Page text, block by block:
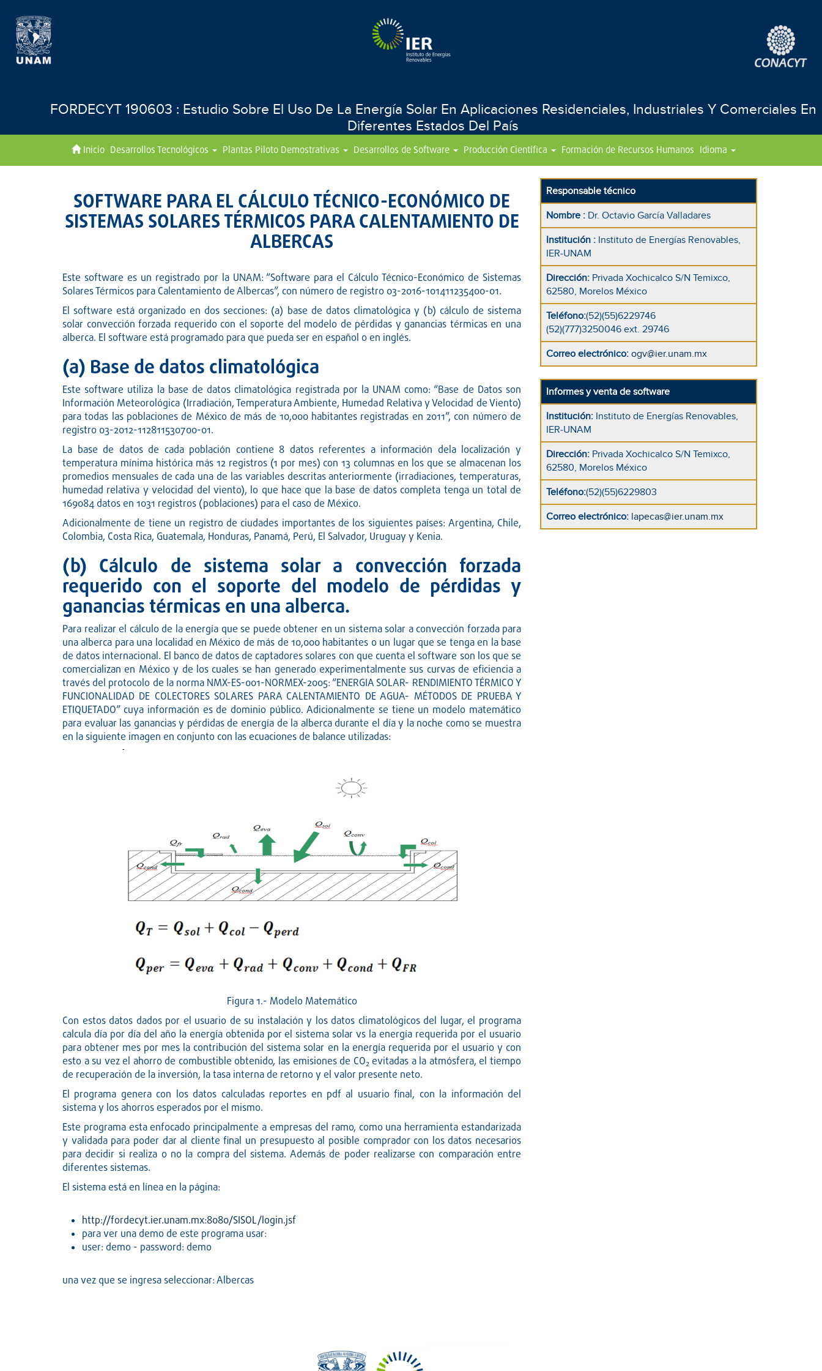
FORDECYT 190603 : Estudio Sobre El Uso De La Energía Solar En Aplicaciones Residenciales, Industriales Y Comerciales En
Diferentes Estados Del País
Inicio Desarrollos Tecnológicos Plantas Piloto Demostrativas Desarrollos de Software Producción Científica Formación de Recursos Humanos Idioma
SOFTWARE PARA EL CÁLCULO TÉCNICO-ECONÓMICO DE
SISTEMAS SOLARES TÉRMICOS PARA CALENTAMIENTO DE
ALBERCAS
Este software es un registrado por la UNAM: “Software para el Cálculo Técnico-Económico de Sistemas
Solares Térmicos para Calentamiento de Albercas”, con número de registro 03-2016-101411235400-01.
El software está organizado en dos secciones: (a) base de datos climatológica y (b) cálculo de sistema
solar convección forzada requerido con el soporte del modelo de pérdidas y ganancias térmicas en una
alberca. El software está programado para que pueda ser en español o en inglés.
(a) Base de datos climatológica
Este software utiliza la base de datos climatológica registrada por la UNAM como: “Base de Datos son
Información Meteorológica (Irradiación, Temperatura Ambiente, Humedad Relativa y Velocidad de Viento)
para todas las poblaciones de México de más de 10,000 habitantes registradas en 2011”, con número de
registro 03-2012-112811530700-01.
La base de datos de cada población contiene 8 datos referentes a información dela localización y
temperatura mínima histórica más 12 registros (1 por mes) con 13 columnas en los que se almacenan los
promedios mensuales de cada una de las variables descritas anteriormente (irradiaciones, temperaturas,
humedad relativa y velocidad del viento), lo que hace que la base de datos completa tenga un total de
169084 datos en 1031 registros (poblaciones) para el caso de México.
Adicionalmente de tiene un registro de ciudades importantes de los siguientes países: Argentina, Chile,
Colombia, Costa Rica, Guatemala, Honduras, Panamá, Perú, El Salvador, Uruguay y Kenia.
(b) Cálculo de sistema solar a convección forzada
requerido con el soporte del modelo de pérdidas y
ganancias térmicas en una alberca.
Para realizar el cálculo de la energía que se puede obtener en un sistema solar a convección forzada para
una alberca para una localidad en México de más de 10,000 habitantes o un lugar que se tenga en la base
de datos internacional. El banco de datos de captadores solares con que cuenta el software son los que se
comercializan en México y de los cuales se han generado experimentalmente sus curvas de eficiencia a
través del protocolo de la norma NMX-ES-001-NORMEX-2005: “ENERGIA SOLAR- RENDIMIENTO TÉRMICO Y
FUNCIONALIDAD DE COLECTORES SOLARES PARA CALENTAMIENTO DE AGUA- MÉTODOS DE PRUEBA Y
ETIQUETADO” cuya información es de dominio público. Adicionalmente se tiene un modelo matemático
para evaluar las ganancias y pérdidas de energía de la alberca durante el día y la noche como se muestra
en la siguiente imagen en conjunto con las ecuaciones de balance utilizadas:
Figura 1.- Modelo Matemático
Con estos datos dados por el usuario de su instalación y los datos climatológicos del lugar, el programa
calcula día por día del año la energía obtenida por el sistema solar vs la energía requerida por el usuario
para obtener mes por mes la contribución del sistema solar en la energía requerida por el usuario y con
esto a su vez el ahorro de combustible obtenido, las emisiones de CO2 evitadas a la atmósfera, el tiempo
de recuperación de la inversión, la tasa interna de retorno y el valor presente neto.
El programa genera con los datos calculadas reportes en pdf al usuario final, con la información del
sistema y los ahorros esperados por el mismo.
Este programa esta enfocado principalmente a empresas del ramo, como una herramienta estandarizada
y validada para poder dar al cliente final un presupuesto al posible comprador con los datos necesarios
para decidir si realiza o no la compra del sistema. Además de poder realizarse con comparación entre
diferentes sistemas.
El sistema está en línea en la página:
http://fordecyt.ier.unam.mx:8080/SISOL/login.jsf
para ver una demo de este programa usar:
user: demo - password: demo
una vez que se ingresa seleccionar: Albercas
Responsable técnico
Nombre:Dr. Octavio García Valladares
Institución:Instituto de Energías Renovables,
IER-UNAM
Dirección:Privada Xochicalco S/N Temixco,
62580, Morelos México
Teléfono:(52)(55)6229746
(52)(777)3250046 ext. 29746
Correo electrónico:ogv@ier.unam.mx
Informes y venta de software
Institución:Instituto de Energías Renovables,
IER-UNAM
Dirección:Privada Xochicalco S/N Temixco,
62580, Morelos México
Teléfono:(52)(55)6229803
Correo electrónico:lapecas@ier.unam.mx